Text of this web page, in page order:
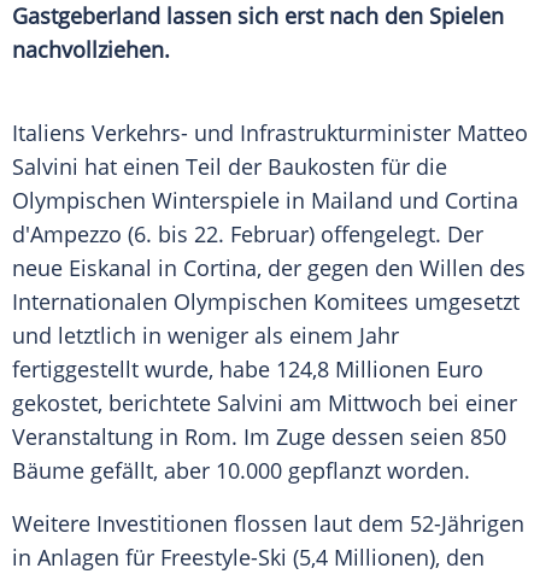
Gastgeberland lassen sich erst nach den Spielen
nachvollziehen.
Italiens Verkehrs- und Infrastrukturminister Matteo
Salvini hat einen Teil der Baukosten für die
Olympischen Winterspiele in Mailand und Cortina
d'Ampezzo (6. bis 22. Februar) offengelegt. Der
neue Eiskanal in Cortina, der gegen den Willen des
Internationalen Olympischen Komitees umgesetzt
und letztlich in weniger als einem Jahr
fertiggestellt wurde, habe 124,8 Millionen Euro
gekostet, berichtete Salvini am Mittwoch bei einer
Veranstaltung in Rom. Im Zuge dessen seien 850
Bäume gefällt, aber 10.000 gepflanzt worden.
Weitere Investitionen flossen laut dem 52-Jährigen
in Anlagen für Freestyle-Ski (5,4 Millionen), den